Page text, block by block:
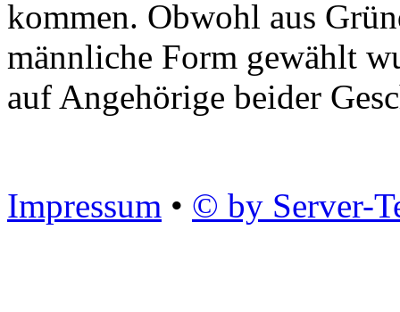
kommen. Obwohl aus
männliche Form gewählt
auf Angehörige beider
Impressum • © by Server-